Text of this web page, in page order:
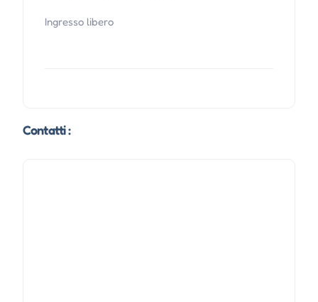
Ingresso libero
Contatti :